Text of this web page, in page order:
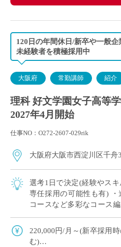
120日の年間休日/新卒や一般
未経験者を積極採用中
大阪府 常勤講師 紹介
理科 好文学園女子高等
2027年4月開始
仕事NO：O272-2607-029rik
大阪府大阪市西淀川区千舟
選考1日で決定(経験やス
専任採用の可能性も有)
コースなど多彩なコース
す ・新卒や社会人からの
220,000円/月～(新卒採用
む)